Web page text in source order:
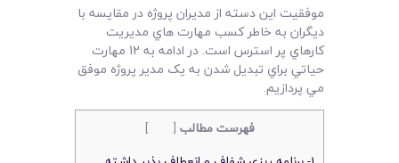
موفقيت اين دسته از مديران پروژه در مقايسه با
ديگران به خاطر کسب مهارت هاي مديريت
کارهاي پر استرس است. در ادامه به 12 مهارت
حياتي براي تبديل شدن به يک مدير پروژه موفق
مي پردازيم.
فهرست مطالب [بستن]